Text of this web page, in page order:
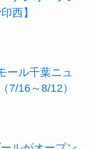
西】
ール千葉ニュ
7/16～8/12）